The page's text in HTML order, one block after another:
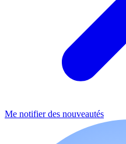
Me notifier des nouveautés